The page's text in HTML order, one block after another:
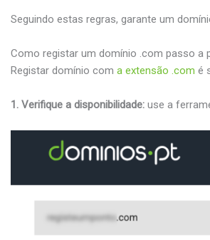
Seguindo estas regras, garante um
Como registar um domínio .com passo a
Registar domínio coma extensão .com é
1. Verifique a disponibilidade: use a